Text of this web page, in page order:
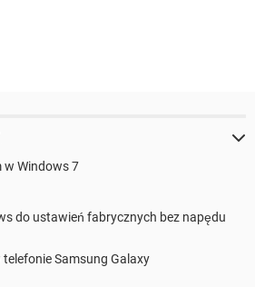
w Windows 7
do ustawień fabrycznych bez napędu
Samsung Galaxy